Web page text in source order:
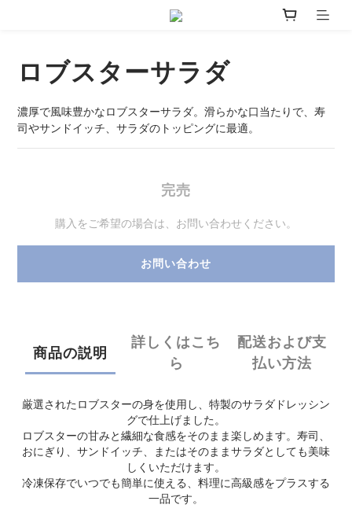
ロブスターサラダ
濃厚で風味豊かなロブスターサラダ。滑らかな口当たりで、寿
司やサンドイッチ、サラダのトッピングに最適。
完売
購入をご希望の場合は、お問い合わせください。
お問い合わせ
商品の説明
詳しくはこち
ら
配送および支
払い方法
厳選されたロブスターの身を使用し、特製のサラダドレッシン
グで仕上げました。
ロブスターの甘みと繊細な食感をそのまま楽しめます。寿司、
おにぎり、サンドイッチ、またはそのままサラダとしても美味
しくいただけます。
冷凍保存でいつでも簡単に使える、料理に高級感をプラスする
一品です。